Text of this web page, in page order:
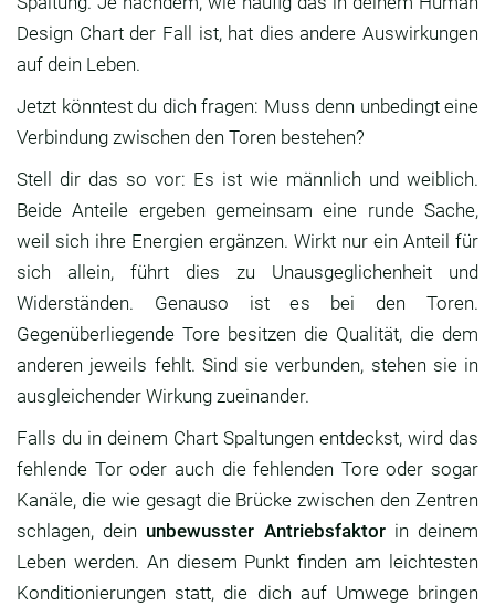
Design Chart der Fall ist, hat dies andere Auswirkungen
auf dein Leben.
Jetzt könntest du dich fragen: Muss denn unbedingt eine
Verbindung zwischen den Toren bestehen?
Stell dir das so vor: Es ist wie männlich und weiblich.
Beide Anteile ergeben gemeinsam eine runde Sache,
weil sich ihre Energien ergänzen. Wirkt nur ein Anteil für
sich allein, führt dies zu Unausgeglichenheit und
Widerständen. Genauso ist es bei den Toren.
Gegenüberliegende Tore besitzen die Qualität, die dem
anderen jeweils fehlt. Sind sie verbunden, stehen sie in
ausgleichender Wirkung zueinander.
Falls du in deinem Chart Spaltungen entdeckst, wird das
fehlende Tor oder auch die fehlenden Tore oder sogar
Kanäle, die wie gesagt die Brücke zwischen den Zentren
schlagen, dein unbewusster Antriebsfaktorin deinem
Leben werden. An diesem Punkt finden am leichtesten
Konditionierungen statt, die dich auf Umwege bringen